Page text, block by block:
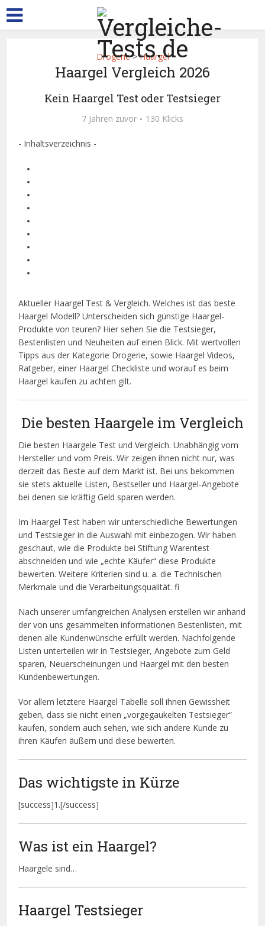
Drogerie>Haargel
Haargel Vergleich 2026
Kein Haargel Test oder Testsieger
7 Jahren zuvor 130 Klicks
- Inhaltsverzeichnis -
Aktueller Haargel Test & Vergleich. Welches ist das beste
Haargel Modell? Unterscheiden sich günstige Haargel-
Produkte von teuren? Hier sehen Sie die Testsieger,
Bestenlisten und Neuheiten auf einen Blick. Mit wertvollen
Tipps aus der Kategorie Drogerie, sowie Haargel Videos,
Ratgeber, einer Haargel Checkliste und worauf es beim
Haargel kaufen zu achten gilt.
Die besten Haargele im Vergleich
Die besten Haargele Test und Vergleich. Unabhängig vom
Hersteller und vom Preis. Wir zeigen ihnen nicht nur, was
derzeit das Beste auf dem Markt ist. Bei uns bekommen
sie stets aktuelle Listen, Bestseller und Haargel-Angebote
bei denen sie kräftig Geld sparen werden.
Im Haargel Test haben wir unterschiedliche Bewertungen
und Testsieger in die Auswahl mit einbezogen. Wir haben
geschaut, wie die Produkte bei Stiftung Warentest
abschneiden und wie „echte Käufer“ diese Produkte
bewerten. Weitere Kriterien sind u. a. die Technischen
Merkmale und die Verarbeitungsqualität. fi
Nach unserer umfangreichen Analysen erstellen wir anhand
der von uns gesammelten informationen Bestenlisten, mit
denen alle Kundenwünsche erfüllt werden. Nachfolgende
Listen unterteilen wir in Testsieger, Angebote zum Geld
sparen, Neuerscheinungen und Haargel mit den besten
Kundenbewertungen.
Vor allem letztere Haargel Tabelle soll ihnen Gewissheit
geben, dass sie nicht einen „vorgegaukelten Testsieger“
kaufen, sondern auch sehen, wie sich andere Kunde zu
ihren Käufen äußern und diese bewerten.
Das wichtigste in Kürze
[success]1.[/success]
Was ist ein Haargel?
Haargele sind…
Haargel Testsieger